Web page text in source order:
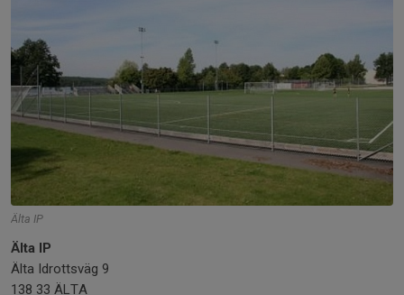
Älta IP
Älta IP
Älta Idrottsväg 9
138 33 ÄLTA